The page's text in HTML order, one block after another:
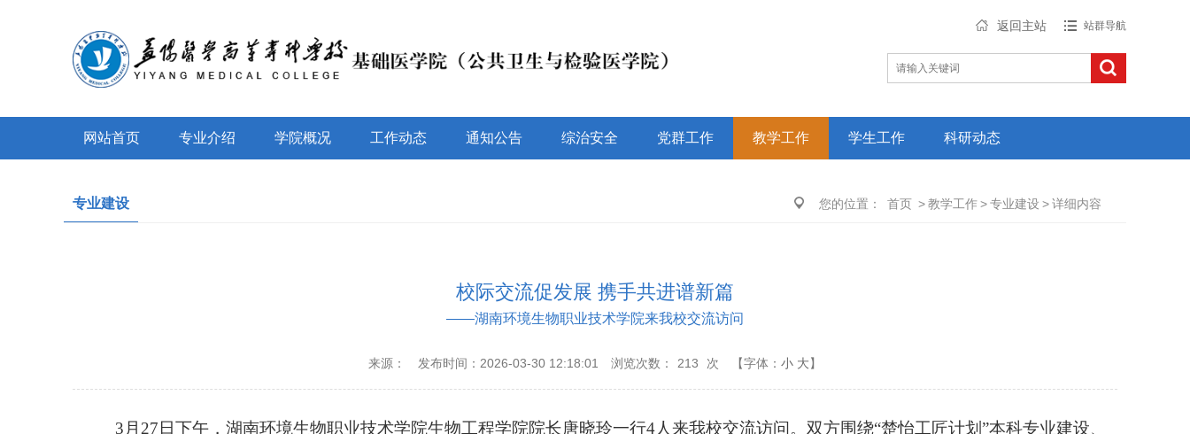
返回主站 站群导航
网站首页 专业介绍 学院概况 工作动态 通知公告 综治安全 党群工作 教学工作 学生工作 科研动态
您的位置： 首页 >教学工作>专业建设 >详细内容
专业建设
校际交流促发展 携手共进谱新篇
——湖南环境生物职业技术学院来我校交流访问
来源： 发布时间：2026-03-30 12:18:01 浏览次数： 213 次 【字体： 小 大】
3月27日下午，湖南环境生物职业技术学院生物工程学院院长唐晓玲一行4人来我校交流访问。双方围绕“楚怡工匠计划”本科专业建设、